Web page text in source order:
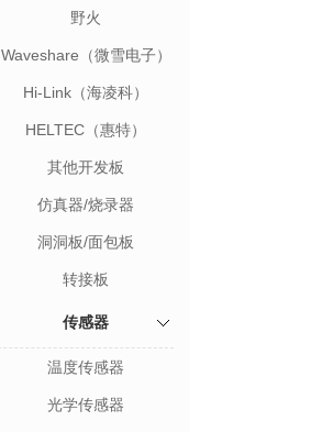
野火
Waveshare（微雪电子）
Hi-Link（海凌科）
HELTEC（惠特）
其他开发板
仿真器/烧录器
洞洞板/面包板
转接板
传感器
温度传感器
光学传感器